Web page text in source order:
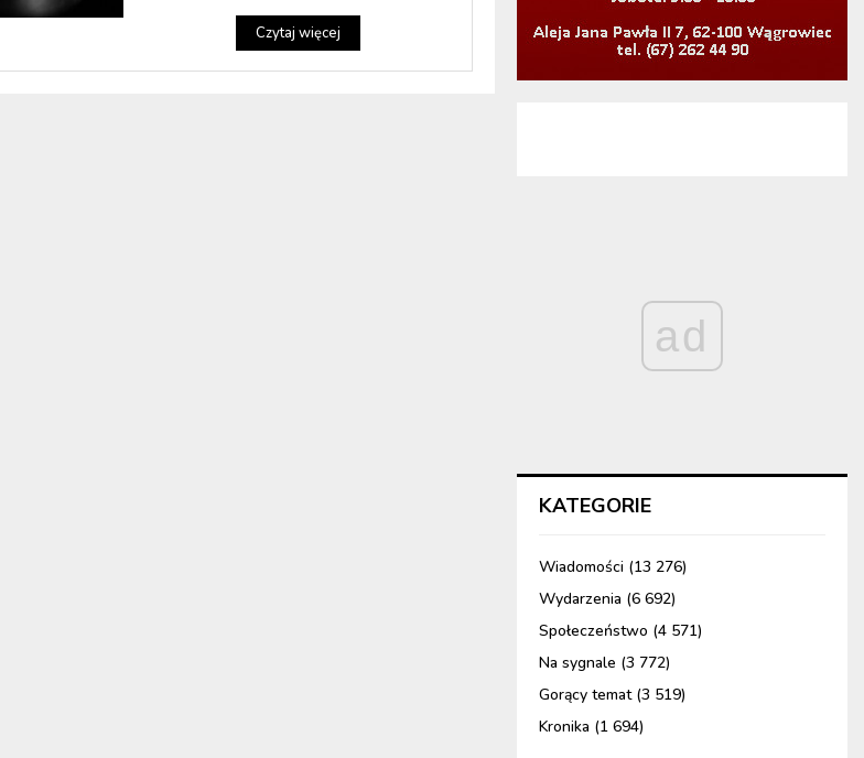
Czytaj więcej
ad
KATEGORIE
Wiadomości (13 276)
Wydarzenia (6 692)
Społeczeństwo (4 571)
Na sygnale (3 772)
Gorący temat(3 519)
Kronika (1 694)